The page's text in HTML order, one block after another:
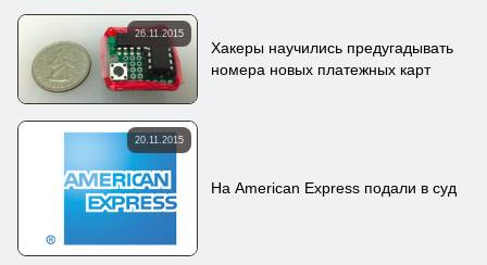
26.11.2015
Хакеры научились предугадывать
номера новых платежных карт
20.11.2015
На American Express подали в суд